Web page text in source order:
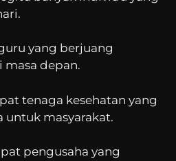
yang berjuang
depan.
tenaga kesehatan yang
masyarakat.
pengusaha yang